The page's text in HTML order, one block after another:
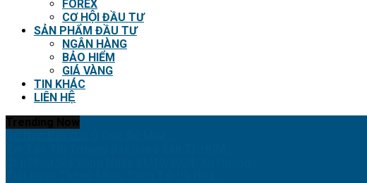
FOREX
CƠ HỘI ĐẦU TƯ
SẢN PHẨM ĐẦU TƯ
NGÂN HÀNG
BẢO HIỂM
GIÁ VÀNG
TIN KHÁC
LIÊN HỆ